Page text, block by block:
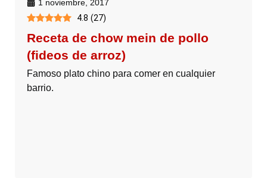
1 noviembre, 2017
4.8 (27)
Receta de chow mein de pollo
(fideos de arroz)
Famoso plato chino para comer en cualquier
barrio.